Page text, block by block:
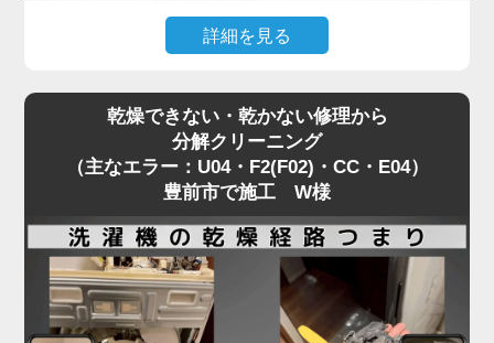
修理で機能を直すついでに、衛生面もリセットする
ことで、気持ちの良い洗濯環境を取り戻せます。
詳細を見る
これは主にPanasonic製洗濯機で、Vベルトが劣
化・摩耗しているサイン（H35）です。
警告を無視して使い続けると、モーターや基盤に過
展してしまいます。
ベルトが切れるほど酷使された洗濯機は、「洗濯物
の詰め込みすぎ」や「使用回数が多い」ことが多
く、その分だけ内部の汚れも深刻化しています。
乾燥できない・乾かない修理から
分解クリーニング
（主なエラー：U04・F2(F02)・CC・E04）
豊前市で施工 W様